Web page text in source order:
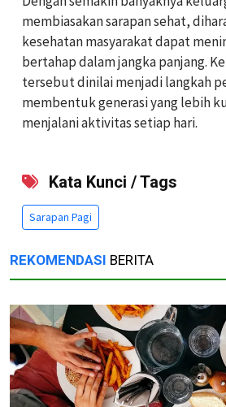
membiasakan sarapan sehat,
kesehatan masyarakat dapat
bertahap dalam jangka panjang.
tersebut dinilai menjadi langkah
membentuk generasi yang lebih
menjalani aktivitas setiap hari.
Kata Kunci / Tags
Sarapan Pagi
REKOMENDASI BERITA